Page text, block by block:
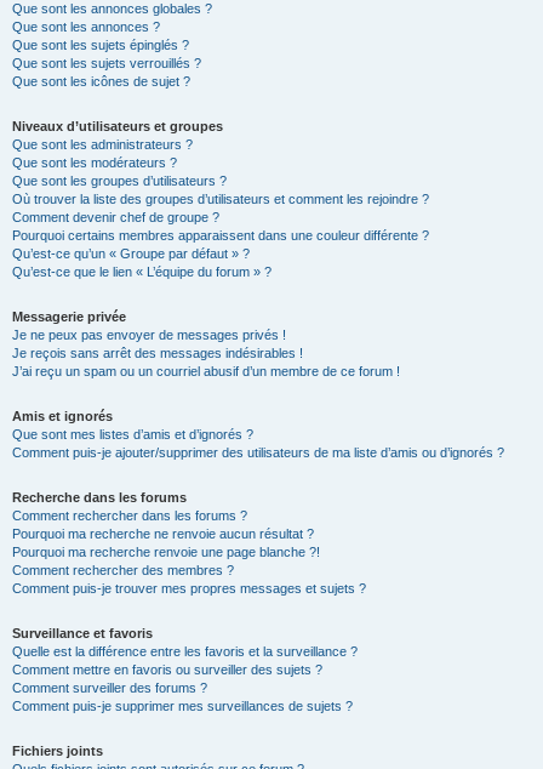
Que sont les annonces globales ?
Que sont les annonces ?
Que sont les sujets épinglés ?
Que sont les sujets verrouillés ?
Que sont les icônes de sujet ?
Niveaux d’utilisateurs et groupes
Que sont les administrateurs ?
Que sont les modérateurs ?
Que sont les groupes d’utilisateurs ?
Où trouver la liste des groupes d’utilisateurs et comment les rejoindre ?
Comment devenir chef de groupe ?
Pourquoi certains membres apparaissent dans une couleur différente ?
Qu’est-ce qu’un « Groupe par défaut » ?
Qu’est-ce que le lien « L’équipe du forum » ?
Messagerie privée
Je ne peux pas envoyer de messages privés !
Je reçois sans arrêt des messages indésirables !
J’ai reçu un spam ou un courriel abusif d’un membre de ce forum !
Amis et ignorés
Que sont mes listes d’amis et d’ignorés ?
Comment puis-je ajouter/supprimer des utilisateurs de ma liste d’amis ou d’ignorés ?
Recherche dans les forums
Comment rechercher dans les forums ?
Pourquoi ma recherche ne renvoie aucun résultat ?
Pourquoi ma recherche renvoie une page blanche ?!
Comment rechercher des membres ?
Comment puis-je trouver mes propres messages et sujets ?
Surveillance et favoris
Quelle est la différence entre les favoris et la surveillance ?
Comment mettre en favoris ou surveiller des sujets ?
Comment surveiller des forums ?
Comment puis-je supprimer mes surveillances de sujets ?
Fichiers joints